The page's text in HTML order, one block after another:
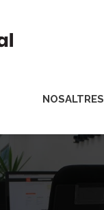
NOSALTRES